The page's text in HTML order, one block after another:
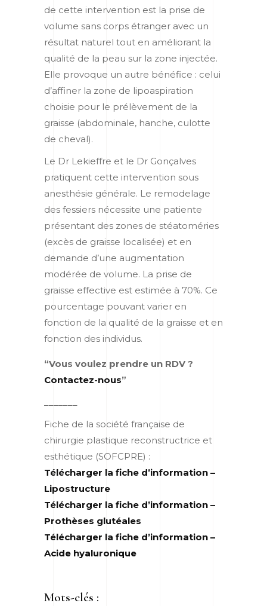
de cette intervention est la prise de
volume sans corps étranger avec un
résultat naturel tout en améliorant la
qualité de la peau sur la zone injectée.
Elle provoque un autre bénéfice : celui
d’affiner la zone de lipoaspiration
choisie pour le prélèvement de la
graisse (abdominale, hanche, culotte
de cheval).
Le Dr Lekieffre et le Dr Gonçalves
pratiquent cette intervention sous
anesthésie générale. Le remodelage
des fessiers nécessite une patiente
présentant des zones de stéatoméries
(excès de graisse localisée) et en
demande d’une augmentation
modérée de volume. La prise de
graisse effective est estimée à 70%. Ce
pourcentage pouvant varier en
fonction de la qualité de la graisse et en
fonction des individus.
“Vous voulez prendre un RDV ?
Contactez-nous”
Fiche de la société française de
chirurgie plastique reconstructrice et
esthétique (SOFCPRE) :
Télécharger la fiche d’information –
Lipostructure
Télécharger la fiche d’information –
Prothèses glutéales
Télécharger la fiche d’information –
Acide hyaluronique
Mots-clés :